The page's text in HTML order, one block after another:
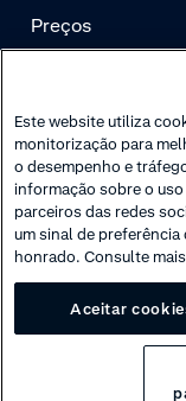
Preços
Gerenciamento
risco
Autenticação
Este website utiliza
monitorização para
o desempenho e
informação sobre o
parceiros das redes
um sinal de
honrado. Consulte
Aceitar